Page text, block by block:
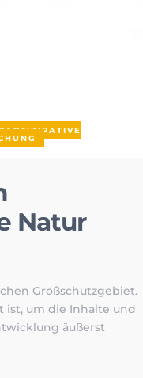
Natur
Großschutzgebiet.
ist, um die Inhalte und
äußerst